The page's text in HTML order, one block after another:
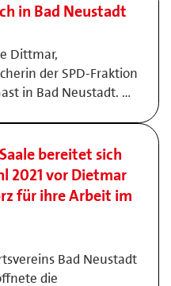
in Bad Neustadt
Dittmar,
der SPD-Fraktion
in Bad Neustadt. …
bereitet sich
2021 vor Dietmar
für ihre Arbeit im
Bad Neustadt
die